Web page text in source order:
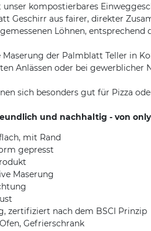
kompostierbares
Geschirr aus fairer, direkter
Löhnen, entsprechend
der Palmblatt Teller in
Anlässen oder bei
sich besonders gut für Pizza
und nachhaltig - von
mit Rand
gepresst
Maserung
zertifiziert nach dem BSCI Prinzip
Gefrierschrank